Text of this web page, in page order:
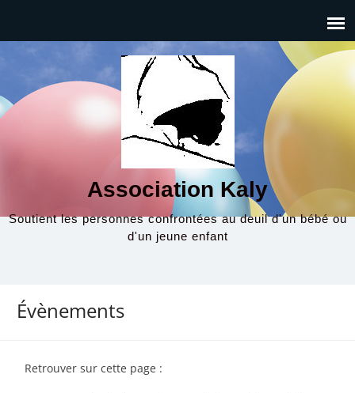
Association Kaly
Soutient les personnes confrontées au deuil d'un bébé ou
d'un jeune enfant
Évènements
Retrouver sur cette page :
00:00